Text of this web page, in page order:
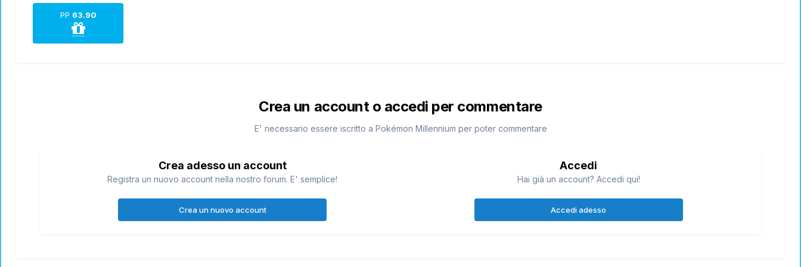
PP 63.90
Crea un account o accedi per commentare
E' necessario essere iscritto a Pokémon Millennium per poter commentare
Crea adesso un account
Registra un nuovo account nella nostro forum. E' semplice!
Crea un nuovo account
Accedi
Hai già un account? Accedi qui!
Accedi adesso